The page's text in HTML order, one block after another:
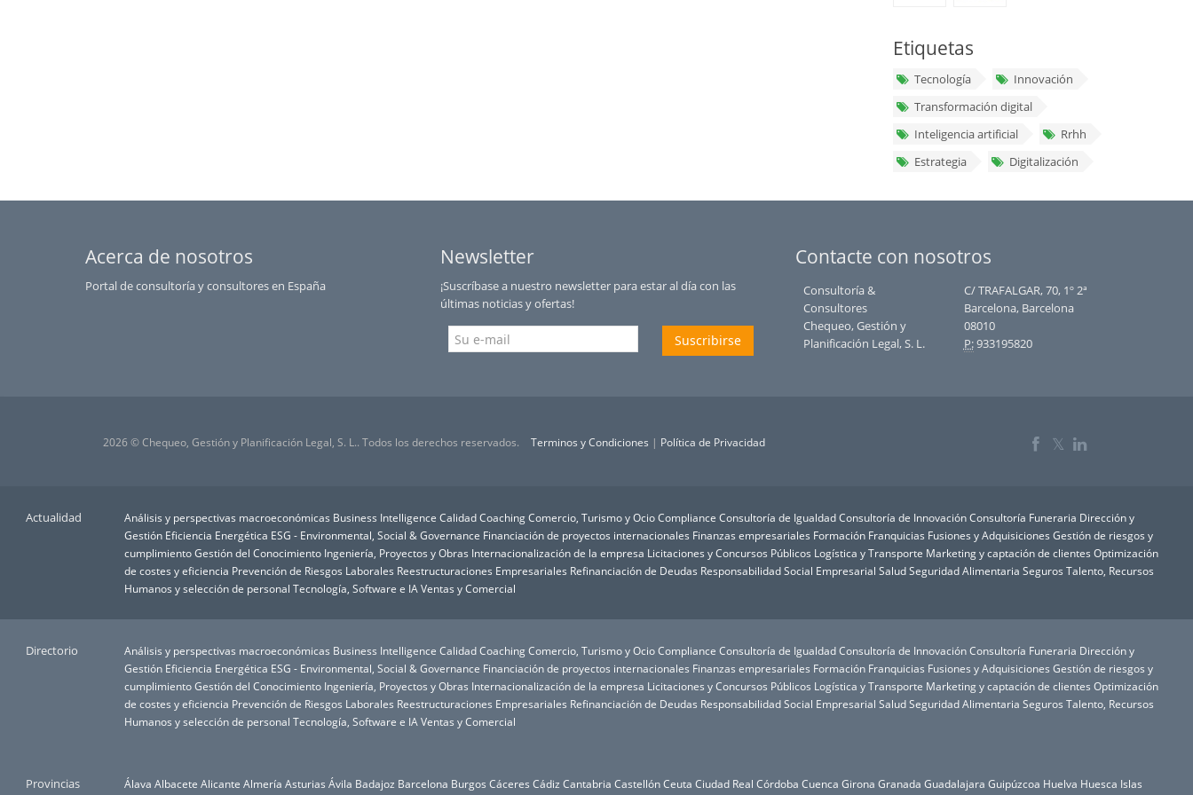
Etiquetas
Tecnología
Innovación
Transformación digital
Inteligencia artificial
Rrhh
Estrategia
Digitalización
Acerca de nosotros
Portal de consultoría y consultores en España
Newsletter
¡Suscríbase a nuestro newsletter para estar al día con las
últimas noticias y ofertas!
Suscribirse
Contacte con nosotros
Consultoría &
Consultores
Chequeo, Gestión y
Planificación Legal, S. L.
C/ TRAFALGAR, 70, 1º 2ª
Barcelona, Barcelona
08010
P:933195820
2026 © Chequeo, Gestión y Planificación Legal, S. L.. Todos los derechos reservados. Terminos y Condiciones | Política de Privacidad 𝕏
Actualidad Análisis y perspectivas macroeconómicas Business Intelligence Calidad Coaching Comercio, Turismo y Ocio Compliance Consultoría de Igualdad Consultoría de Innovación Consultoría Funeraria Dirección y
Gestión Eficiencia Energética ESG - Environmental, Social & Governance Financiación de proyectos internacionales Finanzas empresariales Formación Franquicias Fusiones y Adquisiciones Gestión de riesgos y
cumplimiento Gestión del Conocimiento Ingeniería, Proyectos y Obras Internacionalización de la empresa Licitaciones y Concursos Públicos Logística y Transporte Marketing y captación de clientes Optimización
de costes y eficiencia Prevención de Riesgos Laborales Reestructuraciones Empresariales Refinanciación de Deudas Responsabilidad Social Empresarial Salud Seguridad Alimentaria Seguros Talento, Recursos
Humanos y selección de personal Tecnología, Software e IA Ventas y Comercial
Directorio Análisis y perspectivas macroeconómicas Business Intelligence Calidad Coaching Comercio, Turismo y Ocio Compliance Consultoría de Igualdad Consultoría de Innovación Consultoría Funeraria Dirección y
Gestión Eficiencia Energética ESG - Environmental, Social & Governance Financiación de proyectos internacionales Finanzas empresariales Formación Franquicias Fusiones y Adquisiciones Gestión de riesgos y
cumplimiento Gestión del Conocimiento Ingeniería, Proyectos y Obras Internacionalización de la empresa Licitaciones y Concursos Públicos Logística y Transporte Marketing y captación de clientes Optimización
de costes y eficiencia Prevención de Riesgos Laborales Reestructuraciones Empresariales Refinanciación de Deudas Responsabilidad Social Empresarial Salud Seguridad Alimentaria Seguros Talento, Recursos
Humanos y selección de personal Tecnología, Software e IA Ventas y Comercial
Provincias Álava Albacete Alicante Almería Asturias Ávila Badajoz Barcelona Burgos Cáceres Cádiz Cantabria Castellón Ceuta Ciudad Real Córdoba Cuenca Girona Granada Guadalajara Guipúzcoa Huelva Huesca Islas